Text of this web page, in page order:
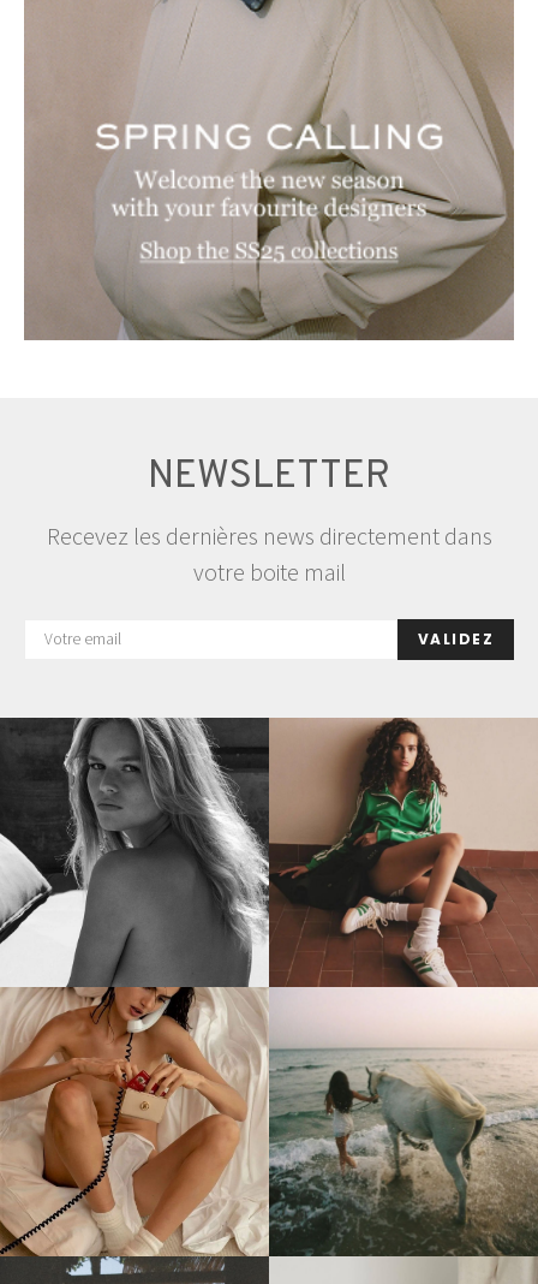
NEWSLETTER
Recevez les dernières news directement dans
votre boite mail
VALIDEZ